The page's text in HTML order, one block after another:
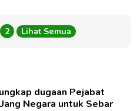
2 Lihat Semua
dugaan Pejabat
Negara untuk Sebar